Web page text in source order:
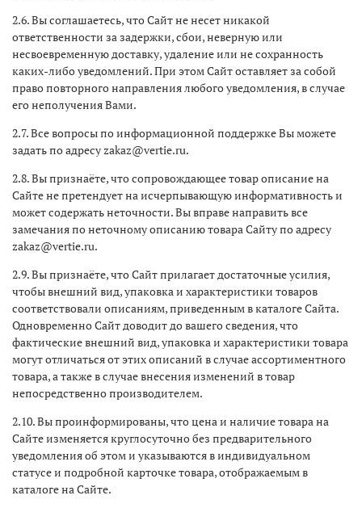
2.6. Вы соглашаетесь, что Сайт не несет никакой
ответственности за задержки, сбои, неверную или
несвоевременную доставку, удаление или не сохранность
каких-либо уведомлений. При этом Сайт оставляет за собой
право повторного направления любого уведомления, в случае
его неполучения Вами.
2.7. Все вопросы по информационной поддержке Вы можете
задать по адресу zakaz@vertie.ru.
2.8. Вы признаёте, что сопровождающее товар описание на
Сайте не претендует на исчерпывающую информативность и
может содержать неточности. Вы вправе направить все
замечания по неточному описанию товара Сайту по адресу
zakaz@vertie.ru.
2.9. Вы признаёте, что Сайт прилагает достаточные усилия,
чтобы внешний вид, упаковка и характеристики товаров
соответствовали описаниям, приведенным в каталоге Сайта.
Одновременно Сайт доводит до вашего сведения, что
фактические внешний вид, упаковка и характеристики товара
могут отличаться от этих описаний в случае ассортиментного
товара, а также в случае внесения изменений в товар
непосредственно производителем.
2.10. Вы проинформированы, что цена и наличие товара на
Сайте изменяется круглосуточно без предварительного
уведомления об этом и указываются в индивидуальном
статусе и подробной карточке товара, отображаемым в
каталоге на Сайте.